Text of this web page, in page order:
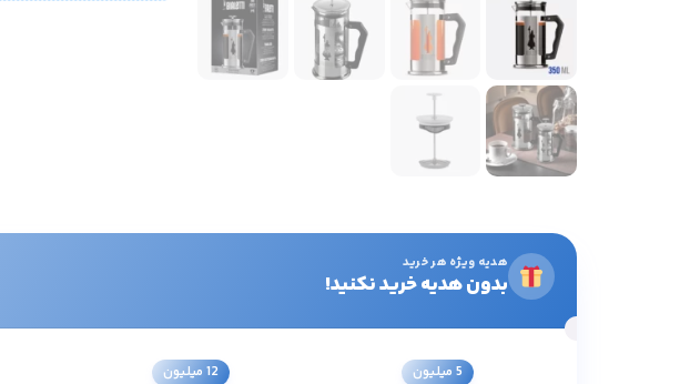
هدیه ویژه هر خرید
بدون هدیه خرید نکنید!
5 میلیون 12 میلیون